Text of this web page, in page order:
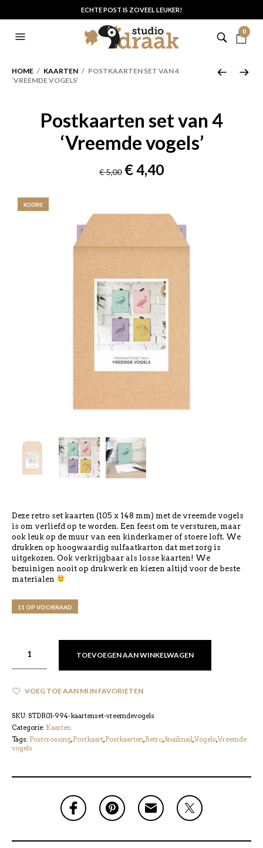
ECHTE POST IS ZOVEEL LEUKER!
0
HOME / KAARTEN / POSTKAARTEN SET VAN 4
‘VREEMDE VOGELS’
Postkaarten set van 4
‘Vreemde vogels’
€5,00 Oorspronkelijke
prijs
€ 5,00.
€4,40Huidige
€ 4,40.
KOOPJE
Deze retro set kaarten (105 x 148 mm) met de vreemde vogels
is om verliefd op te worden. Een feest om te versturen, maar
ook leuk op de muur van een kinderkamer of stoere loft. We
drukken op hoogwaardig sulfaatkarton dat met zorg is
uitgekozen. Ook verkrijgbaar als losse kaarten! We
bezuinigen nooit op drukwerk en kiezen altijd voor de beste
materialen
11 OP VOORRAAD
TOEVOEGEN AAN WINKELWAGEN
VOEG TOE AAN MIJN FAVORIETEN
SKU: STDR01-994-kaartenset-vreemdevogels
Categorie: Kaarten
Tags: Postcrossing,Postkaart,Postkaarten,Retro,Snailmail,Vogels,Vreemde
vogels